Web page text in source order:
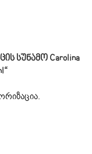
Სუნამო Carolina
.